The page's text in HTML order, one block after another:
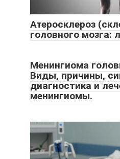
Атеросклероз
головного мозга:
Менингиома
Виды, причины,
диагностика и
менингиомы.